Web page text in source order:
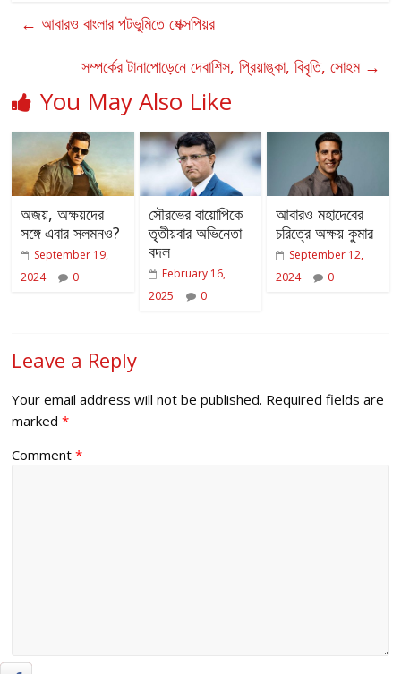
← আবারও বাংলার পটভূমিতে শেক্সপিয়র
সম্পর্কের টানাপোড়েনে দেবাশিস, প্রিয়াঙ্কা, বিবৃতি, সোহম →
You May Also Like
অজয়, অক্ষয়দের
সঙ্গে এবার সলমনও?
September 19,
2024
0
সৌরভের বায়োপিকে
তৃতীয়বার অভিনেতা
বদল
February 16,
2025
0
আবারও মহাদেবের
চরিত্রে অক্ষয় কুমার
September 12,
2024
0
Leave a Reply
Your email address will not be published. Required fields are
marked*
Comment*